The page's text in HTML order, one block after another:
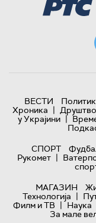
ВЕСТИ
Хроника | Друштво
у Украјини |
СПОРТ
Рукомет |
МАГАЗИН
Технологијa |
Филм и ТВ | Наука
За мале